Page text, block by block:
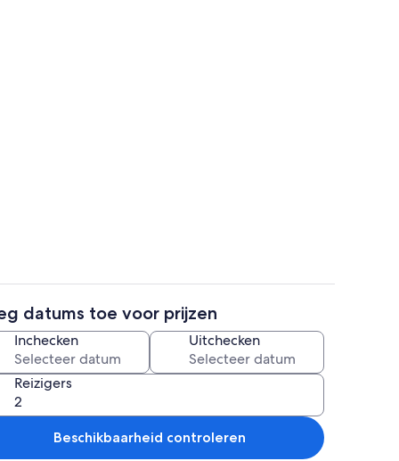
datums toe voor prijzen
Inchecken Uitchecken
Reizigers
Beschikbaarheid controleren